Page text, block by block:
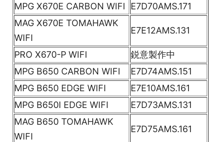
MPG X670E CARBON WIFI
E7D70AMS.171
MAG X670E TOMAHAWK
WIFI
E7E12AMS.131
PRO X670-P WIFI
鋭意製作中
MPG B650 CARBON WIFI
E7D74AMS.151
MPG B650 EDGE WIFI
E7E10AMS.161
MPG B650I EDGE WIFI
E7D73AMS.131
MAG B650 TOMAHAWK
WIFI
E7D75AMS.161